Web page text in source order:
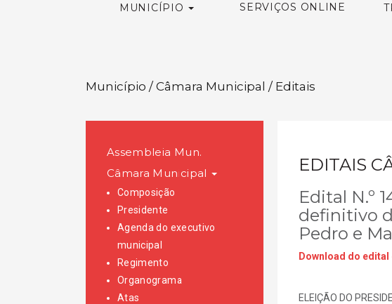
MUNICÍPIO SERVIÇOS ONLINE
Município / Câmara Municipal / Editais
Assembleia Mun.
Câmara Municipal
Composição
Presidente
Agenda do executivo
municipal
Regimento
Organograma
Atas
EDITAIS
Edital N.º
definitivo
Pedro e
Download do edital
ELEIÇÃO DO